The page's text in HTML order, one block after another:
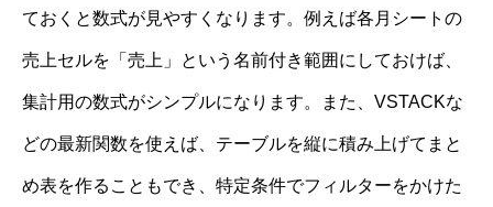
ておくと数式が見やすくなります。例えば各月シートの
売上セルを「売上」という名前付き範囲にしておけば、
集計用の数式がシンプルになります。また、VSTACKな
どの最新関数を使えば、テーブルを縦に積み上げてまと
め表を作ることもでき、特定条件でフィルターをかけた